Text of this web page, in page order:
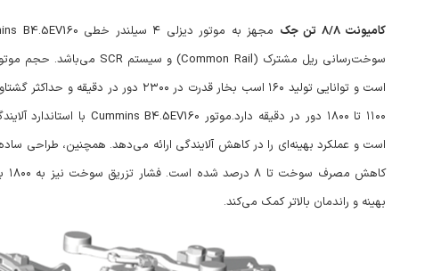
کامیونت 8/8 تن جک
۱۱۰۰ تا ۱۸۰۰ دور در دقیقه دارد.
است و عملکرد بهینه‌ای را در کاهش آلایندگی ارائه می‌دهد. همچنین، طراحی
بهینه و راندمان بالاتر کمک می‌کند.